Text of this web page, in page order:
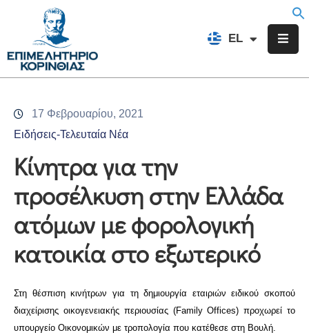
EL
FR
Επιμελητήριο
Υπηρεσίες
Προγράμματα
Εκδηλώσεις
Επικοινωνία
17 Φεβρουαρίου, 2021
Ειδήσεις-Τελευταία Νέα
Κίνητρα για την
προσέλκυση στην Ελλάδα
ατόμων με φορολογική
κατοικία στο εξωτερικό
Στη θέσπιση κινήτρων για τη δημιουργία εταιριών ειδικού σκοπού
διαχείρισης οικογενειακής περιουσίας (Family Offices) προχωρεί το
υπουργείο Οικονομικών με τροπολογία που κατέθεσε στη Βουλή.